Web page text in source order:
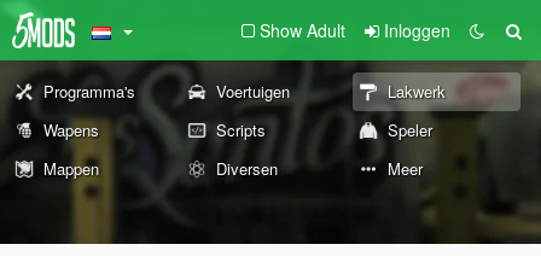
Show Adult Inloggen
Programma's Voertuigen
Lakwerk
Wapens
Scripts
Speler
Mappen
Diversen Meer